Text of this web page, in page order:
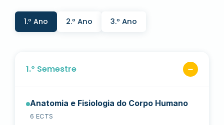
1.º Ano 2.º Ano 3.º Ano
1.º Semestre
Anatomia e Fisiologia do Corpo Humano
6 ECTS